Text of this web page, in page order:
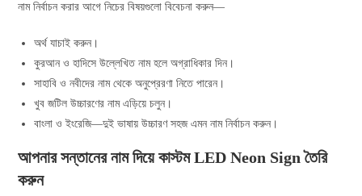
নাম নির্বাচন করার আগে নিচের বিষয়গুলো বিবেচনা করুন—
অর্থ যাচাই করুন।
কুরআন ও হাদিসে উল্লেখিত নাম হলে অগ্রাধিকার দিন।
সাহাবি ও নবীদের নাম থেকে অনুপ্রেরণা নিতে পারেন।
খুব জটিল উচ্চারণের নাম এড়িয়ে চলুন।
বাংলা ও ইংরেজি—দুই ভাষায় উচ্চারণ সহজ এমন নাম নির্বাচন করুন।
আপনার সন্তানের নাম দিয়ে কাস্টম LED Neon Sign তৈরি
করুন